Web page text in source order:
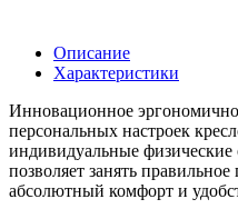
Описание
Характеристики
Инновационное
персональных настроек
индивидуальные физические
позволяет занять
абсолютный комфорт и